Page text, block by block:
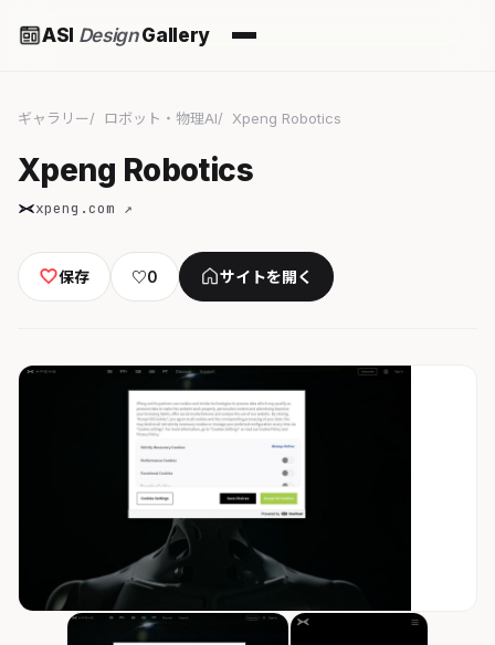
ASI DesignGallery
ギャラリー ロボット・物理AI Xpeng Robotics
Xpeng Robotics
xpeng.com ↗
保存 ♡0 サイトを開く